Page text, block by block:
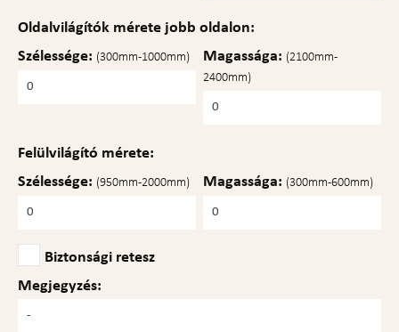
Oldalvilágítók mérete jobb oldalon:
Szélessége: (300mm-1000mm) Magassága: (2100mm-
2400mm)
Felülvilágító mérete:
Szélessége: (950mm-2000mm) Magassága: (300mm-600mm)
Biztonsági retesz
Megjegyzés: